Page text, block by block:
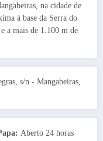
na cidade de
à base da Serra do
a mais de 1.100 m de
s/n - Mangabeiras,
Aberto 24 horas